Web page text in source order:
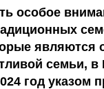
особое
являются
семьи, в
год указом